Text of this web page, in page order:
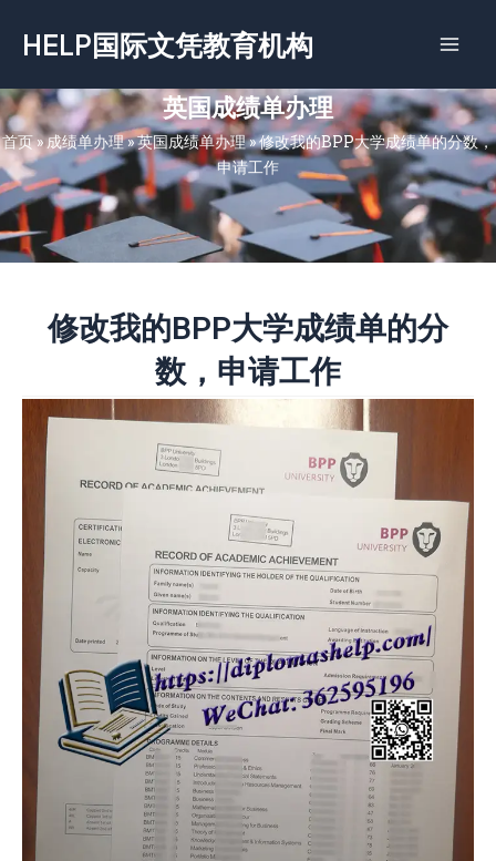
容
HELP国际文凭教育机构
英国成绩单办理
首页»成绩单办理»英国成绩单办理»修改我的BPP大学成绩单的分数，
申请工作
修改我的BPP大学成绩单的分
数，申请工作